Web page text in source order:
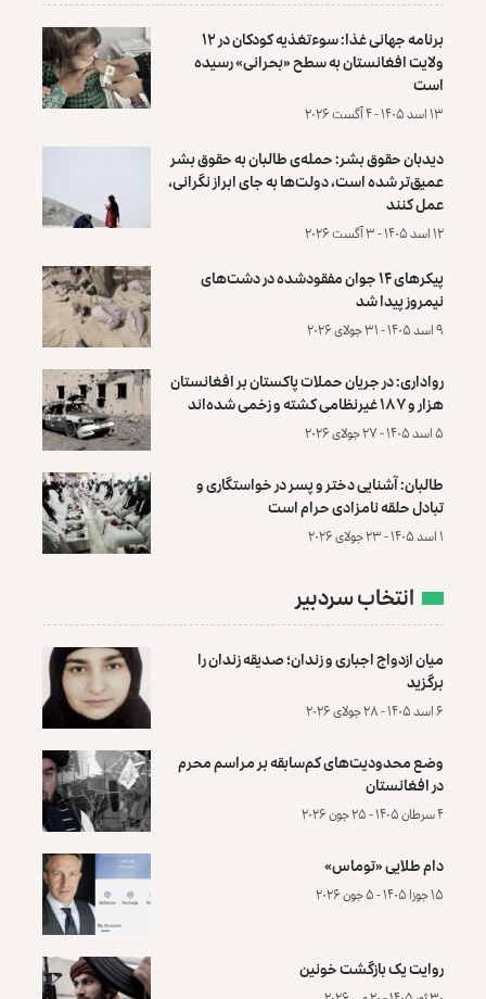
برنامه جهانی غذا: سوءتغذیه کودکان در ۱۲
ولایت افغانستان به سطح «بحرانی» رسیده
است
۱۳ اسد ۱۴۰۵ - ۴ آگست ۲۰۲۶
دیدبان حقوق بشر: حمله‌ی طالبان به حقوق بشر
عمیق‌تر شده است، دولت‌ها به جای ابراز نگرانی،
عمل کنند
۱۲ اسد ۱۴۰۵ - ۳ آگست ۲۰۲۶
پیکرهای ۱۴ جوان مفقودشده در دشت‌های
نیمروز پیدا شد
۹ اسد ۱۴۰۵ - ۳۱ جولای ۲۰۲۶
رواداری: در جریان حملات پاکستان بر افغانستان
هزار و ۱۸۷ غیرنظامی کشته و زخمی شده‌اند
۵ اسد ۱۴۰۵ - ۲۷ جولای ۲۰۲۶
طالبان: آشنایی دختر و پسر در خواستگاری و
تبادل حلقه نامزادی حرام است
۱ اسد ۱۴۰۵ - ۲۳ جولای ۲۰۲۶
انتخاب سردبیر
میان ازدواج اجباری و زندان؛ صدیقه زندان را
برگزید
۶ اسد ۱۴۰۵ - ۲۸ جولای ۲۰۲۶
وضع محدودیت‌های کم‌سابقه بر مراسم محرم
در افغانستان
۴ سرطان ۱۴۰۵ - ۲۵ جون ۲۰۲۶
دام طلایی «توماس»
۱۵ جوزا ۱۴۰۵ - ۵ جون ۲۰۲۶
روایت یک بازگشت خونین